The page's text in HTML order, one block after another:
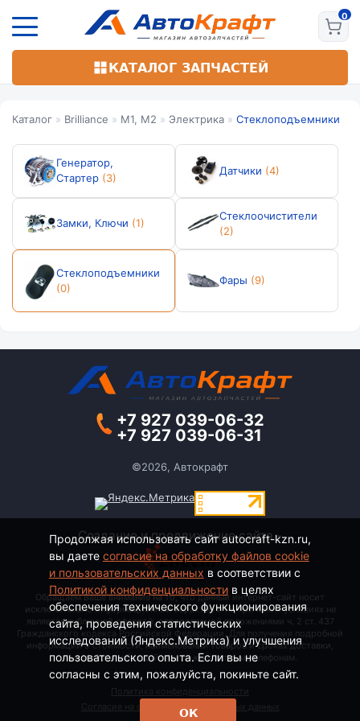
основному
КАТАЛОГ ЗАПЧАСТЕЙ
Каталог » Brilliance » M1, М2 » Электрика » Стеклоподъемники
Генератор,
Стартер (3)
Датчики (4)
Замки, Ключи (1)
Стеклоочистители
(2)
Стеклоподъемники
(0)
Фары (9)
+7 927 039-06-32
+7 927 039-06-31
©2026, Автокрафт
Создание и продвижение сайта -
Обращаем Ваше внимание на то, что данный интернет-сайт носит
исключительно информационный характер и ни при каких условиях не
является публичной офертой, определяемой положениями ч. 2 ст. 437
Гражданского кодекса Российской Федерации. Для получения подробной
информации о стоимости, наименовании товаров и сроках доставки,
пожалуйста, обращайтесь по контактным телефонам.
Политика конфиденциальности
Согласие на обработку персональных данных
Продолжая использовать сайт autocraft-kzn.ru,
вы даете согласие на обработку файлов cookie
и пользовательских данных в соответствии с
Политикой конфиденциальностив целях
обеспечения технического функционирования
сайта, проведения статистических
исследований (Яндекс.Метрика) и улучшения
пользовательского опыта. Если вы не
согласны с этим, пожалуйста, покиньте сайт.
ОК